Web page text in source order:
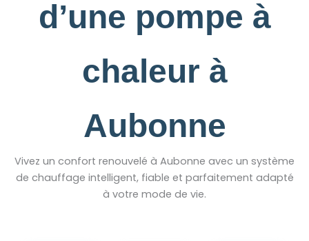
d’une pompe à
chaleur à
Aubonne
Vivez un confort renouvelé à Aubonne avec un système
de chauffage intelligent, fiable et parfaitement adapté
à votre mode de vie.